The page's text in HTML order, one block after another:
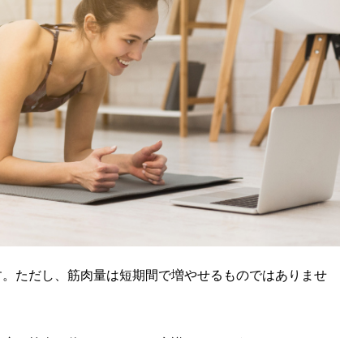
ただし、筋肉量は短期間で増やせるものではありませ